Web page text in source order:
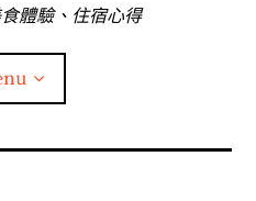
體驗、住宿心得